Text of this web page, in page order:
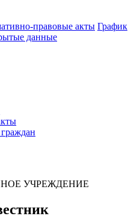
правовые акты График
данные
УЧРЕЖДЕНИЕ